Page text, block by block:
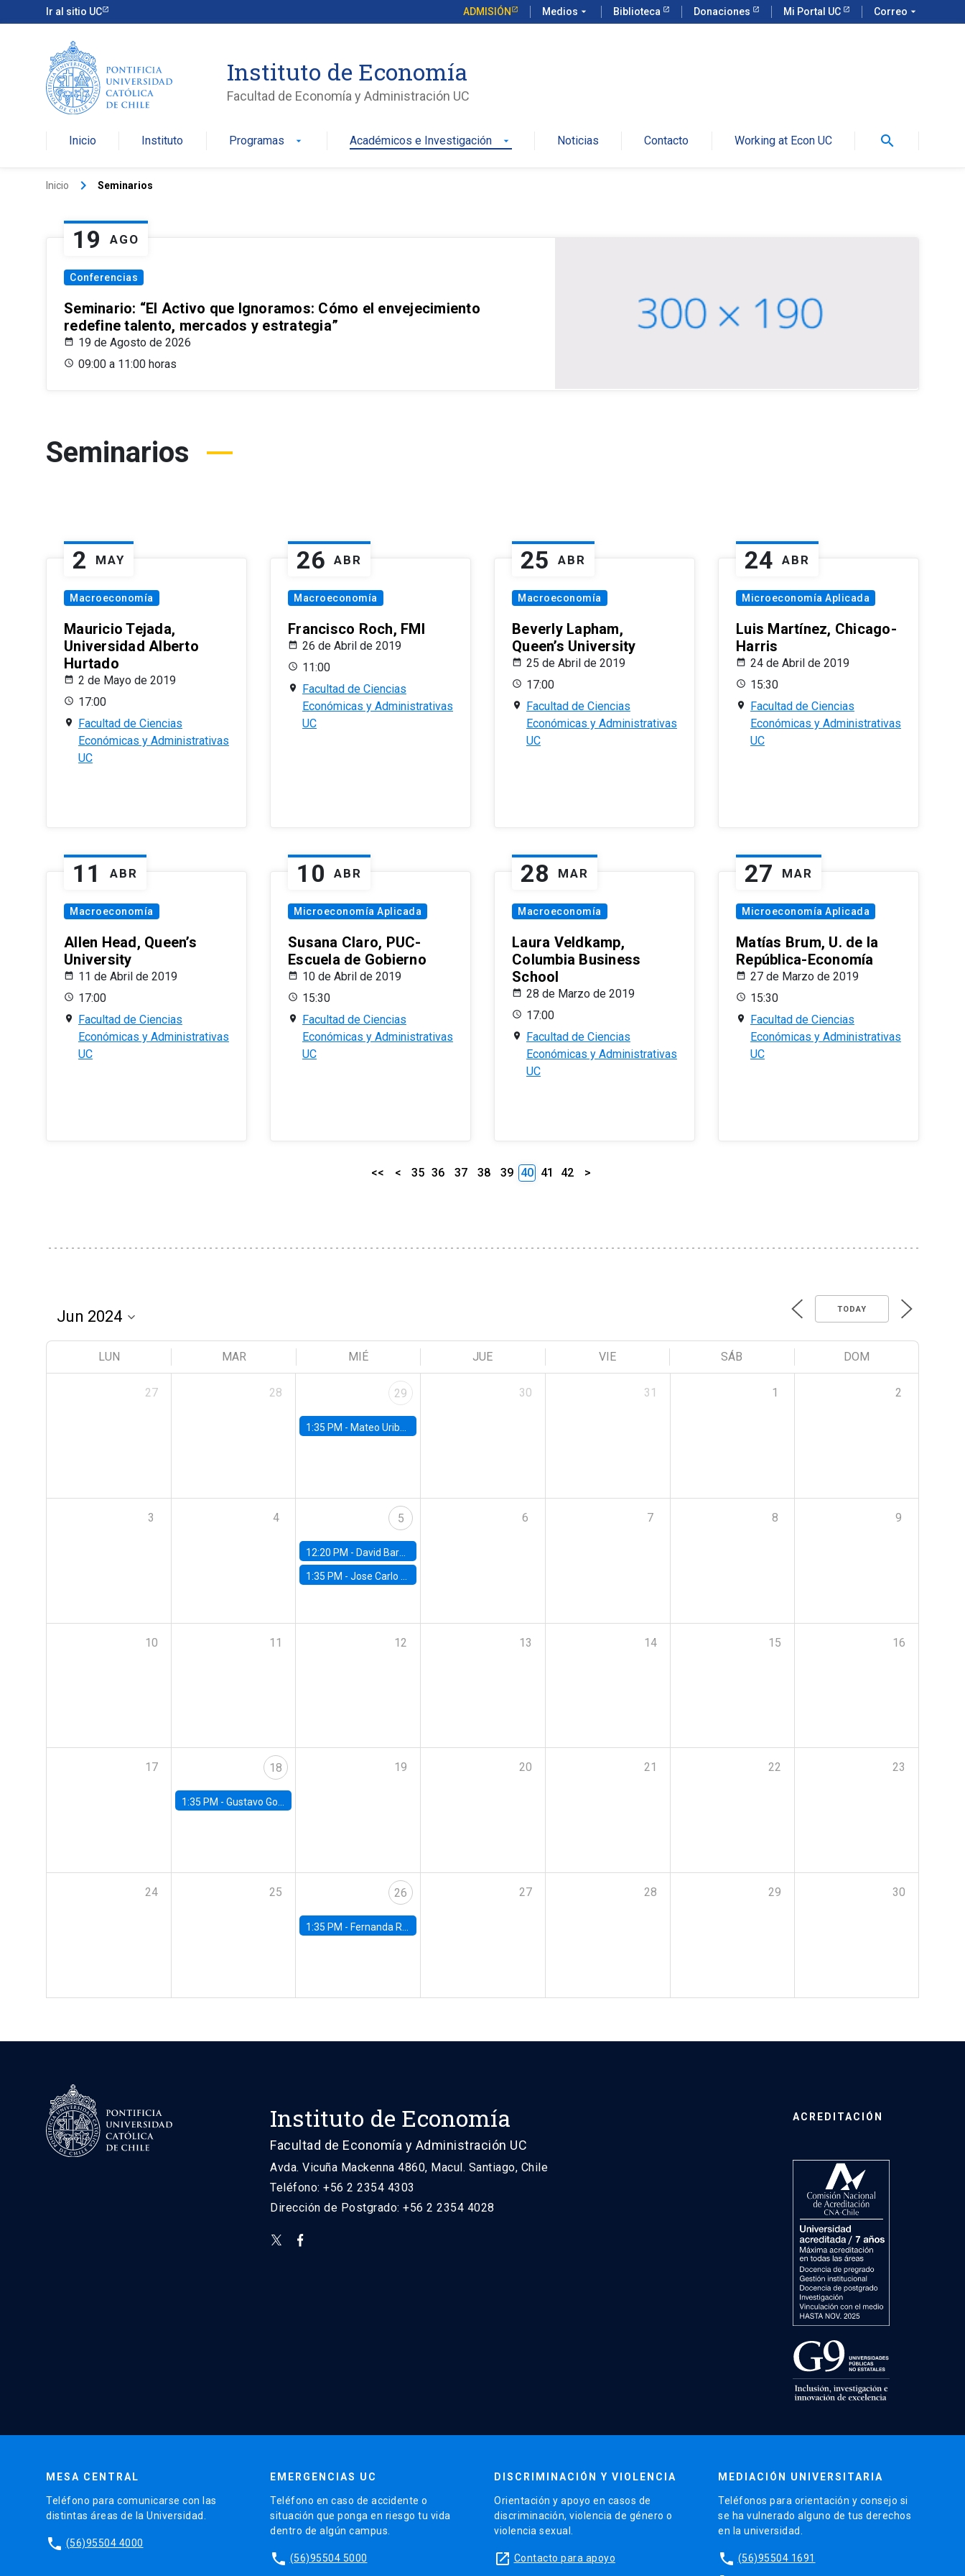
Ir al sitio UC ADMISIÓN Medios arrow_drop_down Biblioteca Donaciones Mi Portal UC Correo arrow_drop_down
Instituto de Economía
Facultad de Economía y Administración UC
Inicio Instituto Programas arrow_drop_down Académicos e Investigación arrow_drop_down Noticias Contacto Working at Econ UC search
Inicio keyboard_arrow_right Seminarios
19 AGO
Conferencias
Seminario: “El Activo que Ignoramos: Cómo el envejecimiento
redefine talento, mercados y estrategia”
19 de Agosto de 2026
09:00 a 11:00 horas
Seminarios
2 MAY
Macroeconomía
Mauricio Tejada,
Universidad Alberto
Hurtado
2 de Mayo de 2019
17:00
Facultad de Ciencias
Económicas y Administrativas
UC
26 ABR
Macroeconomía
Francisco Roch, FMI
26 de Abril de 2019
11:00
Facultad de Ciencias
Económicas y Administrativas
UC
25 ABR
Macroeconomía
Beverly Lapham,
Queen’s University
25 de Abril de 2019
17:00
Facultad de Ciencias
Económicas y Administrativas
UC
24 ABR
Microeconomía Aplicada
Luis Martínez, Chicago-
Harris
24 de Abril de 2019
15:30
Facultad de Ciencias
Económicas y Administrativas
UC
11 ABR
Macroeconomía
Allen Head, Queen’s
University
11 de Abril de 2019
17:00
Facultad de Ciencias
Económicas y Administrativas
UC
10 ABR
Microeconomía Aplicada
Susana Claro, PUC-
Escuela de Gobierno
10 de Abril de 2019
15:30
Facultad de Ciencias
Económicas y Administrativas
UC
28 MAR
Macroeconomía
Laura Veldkamp,
Columbia Business
School
28 de Marzo de 2019
17:00
Facultad de Ciencias
Económicas y Administrativas
UC
27 MAR
Microeconomía Aplicada
Matías Brum, U. de la
República-Economía
27 de Marzo de 2019
15:30
Facultad de Ciencias
Económicas y Administrativas
UC
<< < 35 36 37 38 39 40 41 42 >
TODAY
LUN MAR MIÉ JUE VIE SÁB DOM
27 28 29
1:35 PM - Mateo Uribe-Castro, Universidad de los Andes (Colombia)
30 31 1 2
3 4 5
12:20 PM - David Bardey, Universidad de los Andes - CEDE
1:35 PM -Jose Carlo Bermudez, UC (ME) & World Bank
6 7 8 9
10 11 12 13 14 15 16
17 18
1:35 PM - Gustavo González, Banco Central de Chile
19 20 21 22 23
24 25 26
1:35 PM - Fernanda Rojas Ampuero, University of Wisconsin-Madison
27 28 29 30
Instituto de Economía
Facultad de Economía y Administración UC
Avda. Vicuña Mackenna 4860, Macul. Santiago, Chile
Teléfono: +56 2 2354 4303
Dirección de Postgrado: +56 2 2354 4028
ACREDITACIÓN
MESA CENTRAL
Teléfono para comunicarse con las
distintas áreas de la Universidad.
phone (56)95504 4000
EMERGENCIAS UC
Teléfono en caso de accidente o
situación que ponga en riesgo tu vida
dentro de algún campus.
phone (56)95504 5000
DISCRIMINACIÓN Y VIOLENCIA
Orientación y apoyo en casos de
discriminación, violencia de género o
violencia sexual.
launch Contacto para apoyo
MEDIACIÓN UNIVERSITARIA
Teléfonos para orientación y consejo si
se ha vulnerado alguno de tus derechos
en la universidad.
phone (56)95504 1691